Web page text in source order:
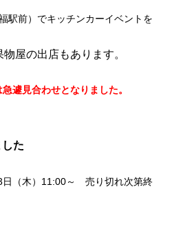
駅前）でキッチンカーイベントを
屋の出店もあります。
遽見合わせとなりました。
た
木）11:00～ 売り切れ次第終